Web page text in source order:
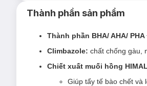
Chiết xuất muối hồng
Giúp thông thoáng
Thành phần sản phẩm
Thành phần BHA/ AHA/
Climbazole: chất chống gàu,
Chiết xuất muối hồng
Giúp tẩy tế bào chết và